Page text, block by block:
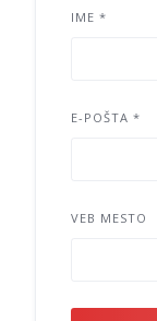
IME *
E-POŠTA *
VEB MESTO